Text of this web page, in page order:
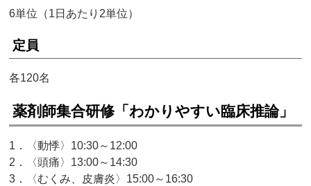
6単位（1日あたり2単位）
定員
各120名
薬剤師集合研修「わかりやすい臨床推論」
1．〈動悸〉10:30～12:00
2．〈頭痛〉13:00～14:30
3．〈むくみ、皮膚炎〉15:00～16:30